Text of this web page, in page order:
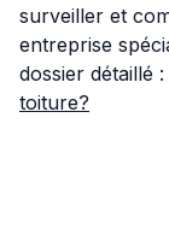
surveiller et
entreprise
dossier détaillé :
toiture?